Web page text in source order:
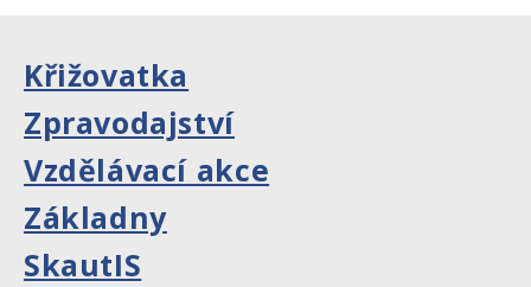
Křižovatka
Zpravodajství
Vzdělávací akce
Základny
SkautIS